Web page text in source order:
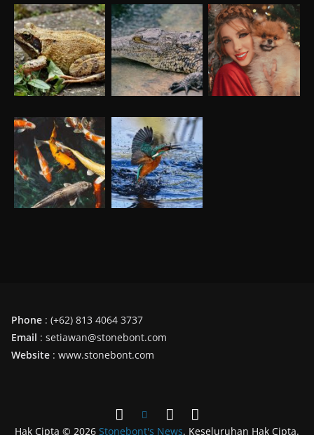
Phone : (+62) 813 4064 3737
Email : setiawan@stonebont.com
Website : www.stonebont.com
Hak Cipta © 2026 Stonebont's News. Keseluruhan Hak Cipta.